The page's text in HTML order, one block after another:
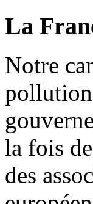
La
Notre
pollution
la fois
des